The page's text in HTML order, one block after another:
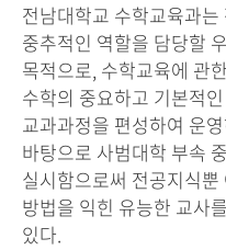
전남대학교 수학교육과
중추적인 역할을 담당할
목적으로, 수학교육에 관
수학의 중요하고 기본적
교과과정을 편성하여 운
바탕으로 사범대학 부속
실시함으로써 전공지식
방법을 익힌 유능한 교사
있다.